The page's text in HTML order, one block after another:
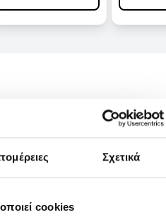
Σχετικά
cookies
σας clog και απολαύστε το
όπως και το
το πόδι. Το υλικό
το προιόν
καλύτερο πάτημα για εσάς
καμάρας του ποδιού σας.